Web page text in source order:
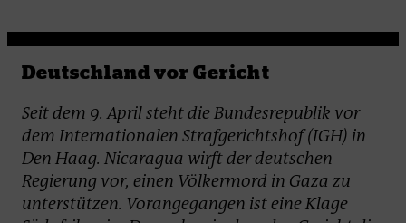
Deutschland vor Gericht
Seit dem 9. April steht die Bundesrepublik vor
dem Internationalen Strafgerichtshof (IGH) in
Den Haag. Nicaragua wirft der deutschen
Regierung vor, einen Völkermord in Gaza zu
unterstützen. Vorangegangen ist eine Klage